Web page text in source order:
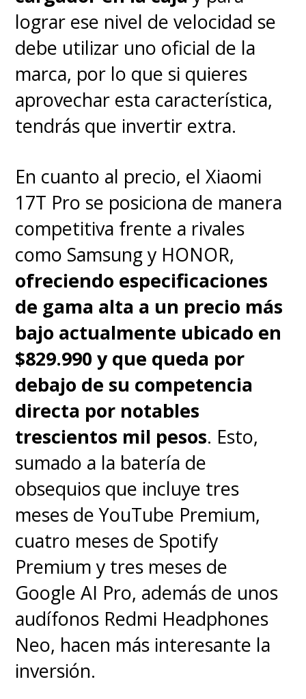
lograr ese nivel de velocidad se
debe utilizar uno oficial de la
marca, por lo que si quieres
aprovechar esta característica,
tendrás que invertir extra.
En cuanto al precio, el Xiaomi
17T Pro se posiciona de manera
competitiva frente a rivales
como Samsung y HONOR,
ofreciendo especificaciones
de gama alta a un precio más
bajo actualmente ubicado en
$829.990 y que queda por
debajo de su competencia
directa por notables
trescientos mil pesos. Esto,
sumado a la batería de
obsequios que incluye tres
meses de YouTube Premium,
cuatro meses de Spotify
Premium y tres meses de
Google AI Pro, además de unos
audífonos Redmi Headphones
Neo, hacen más interesante la
inversión.